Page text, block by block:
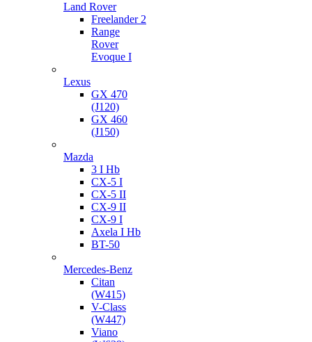
Land Rover
Freelander 2
Range
Rover
Evoque I
Lexus
GX 470
(J120)
GX 460
(J150)
Mazda
3 I Hb
CX-5 I
CX-5 II
CX-9 II
CX-9 I
Axela I Hb
BT-50
Mercedes-Benz
Citan
(W415)
V-Class
(W447)
Viano